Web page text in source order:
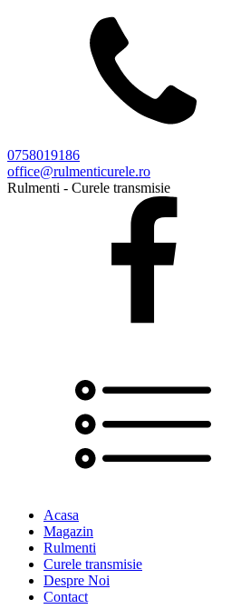
0758019186
office@rulmenticurele.ro
Rulmenti - Curele transmisie
Acasa
Magazin
Rulmenti
Curele transmisie
Despre Noi
Contact